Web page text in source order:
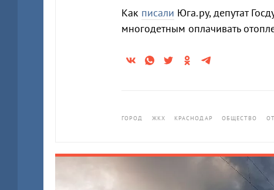
Как писали Юга.ру, депутат
многодетным оплачивать
ГОРОД ЖКХ КРАСНОДАР ОБЩЕСТВО